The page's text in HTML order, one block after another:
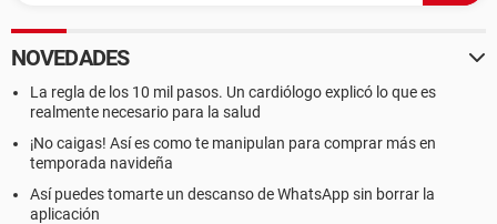
NOVEDADES
La regla de los 10 mil pasos. Un cardiólogo explicó lo que es
realmente necesario para la salud
¡No caigas! Así es como te manipulan para comprar más en
temporada navideña
Así puedes tomarte un descanso de WhatsApp sin borrar la
aplicación